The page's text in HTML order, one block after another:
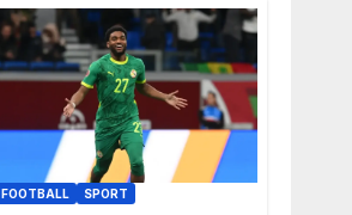
FOOTBALL SPORT